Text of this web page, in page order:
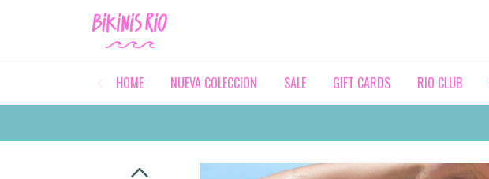
HOME NUEVA COLECCION SALE GIFT CARDS RIO CLUB